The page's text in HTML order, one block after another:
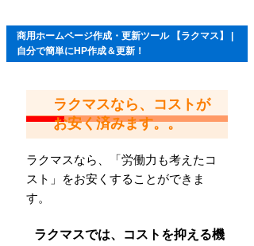
商用ホームページ作成・更新ツール 【ラクマス】 |
自分で簡単にHP作成＆更新！
ラクマスなら、コストが
お安く済みます。。
ラクマスなら、「労働力も考えたコ
スト」をお安くすることができま
す。
ラクマスでは、コストを抑える機